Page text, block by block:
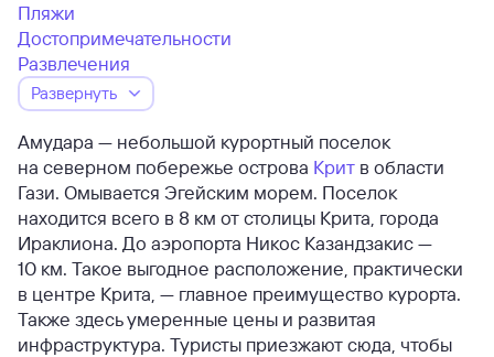
Пляжи
Достопримечательности
Развлечения
Развернуть
Амудара — небольшой курортный поселок
на северном побережье острова Крит в области
Гази. Омывается Эгейским морем. Поселок
находится всего в 8 км от столицы Крита, города
Ираклиона. До аэропорта Никос Казандзакис —
10 км. Такое выгодное расположение, практически
в центре Крита, — главное преимущество курорта.
Также здесь умеренные цены и развитая
инфраструктура. Туристы приезжают сюда, чтобы